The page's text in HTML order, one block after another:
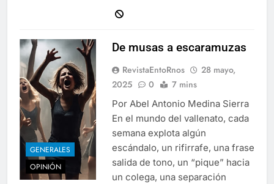
GENERALES
OPINIÓN
De musas a escaramuzas
RevistaEntoRnos
28 mayo,
2025
0 7 mins
Por Abel Antonio Medina Sierra
En el mundo del vallenato, cada
semana explota algún
escándalo, un rifirrafe, una frase
salida de tono, un “pique” hacia
un colega, una separación